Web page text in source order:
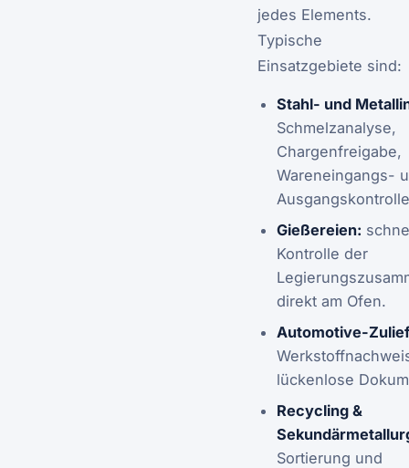
jedes Elements.
Typische
Einsatzgebiete sind:
Stahl- und
Schmelzanalyse,
Chargenfreigabe,
Wareneingangs-
Gießereien:
Kontrolle der
direkt am Ofen.
Automotive-
lückenlose
Recycling &
Sortierung und